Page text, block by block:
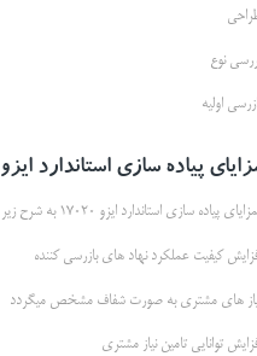
نوع
اولیه
پیاده سازی استاندارد ایزو 17020
پیاده سازی استاندارد ایزو 17020 به شرح زیر است:
کیفیت عملکرد نهاد های بازرسی کننده
های مشتری به صورت شفاف مشخص میگردد
توانایی تامین نیاز مشتری